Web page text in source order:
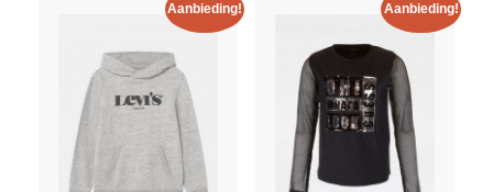
Aanbieding! Aanbieding!